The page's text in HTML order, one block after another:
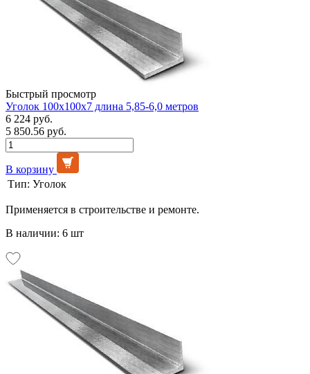
Быстрый просмотр
Уголок 100х100х7 длина 5,85-6,0 метров
6 224 руб.
5 850.56 руб.
В корзину
Тип: Уголок
Применяется в строительстве и ремонте.
В наличии: 6 шт